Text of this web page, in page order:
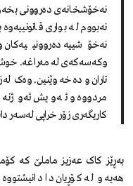
نەخۆشخانەی دەروونی
نەبووم لە بواری
نەخۆشییە
وکەسەکەی لە مەراغە.
تاران و دەخەوێنین. وەک
مردووە و ئەویش ئەو
کاریگەری زۆر خراپی لەسەر
بەڕێز کاک عەزیز ماملێ کە
هەیە و لە کۆڕیان دا